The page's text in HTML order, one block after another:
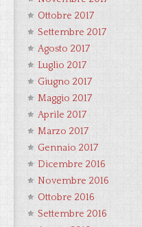
Ottobre 2017
Settembre 2017
Agosto 2017
Luglio 2017
Giugno 2017
Maggio 2017
Aprile 2017
Marzo 2017
Gennaio 2017
Dicembre 2016
Novembre 2016
Ottobre 2016
Settembre 2016